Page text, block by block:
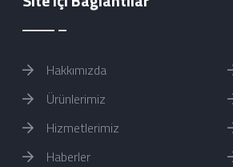
Hakkımızda
Ürünlerimiz
Hizmetlerimiz
Haberler